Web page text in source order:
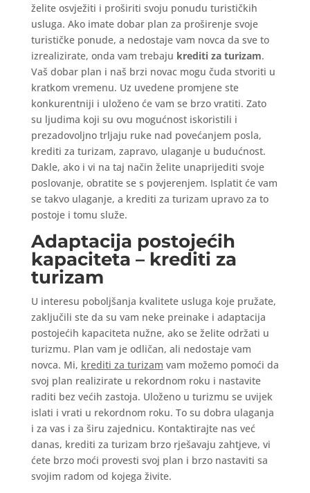
želite osvježiti i proširiti svoju ponudu turističkih
usluga. Ako imate dobar plan za proširenje svoje
turističke ponude, a nedostaje vam novca da sve to
izrealizirate, onda vam trebaju krediti za turizam.
Vaš dobar plan i naš brzi novac mogu čuda stvoriti u
kratkom vremenu. Uz uvedene promjene ste
konkurentniji i uloženo će vam se brzo vratiti. Zato
su ljudima koji su ovu mogućnost iskoristili i
prezadovoljno trljaju ruke nad povećanjem posla,
krediti za turizam, zapravo, ulaganje u budućnost.
Dakle, ako i vi na taj način želite unaprijediti svoje
poslovanje, obratite se s povjerenjem. Isplatit će vam
se takvo ulaganje, a krediti za turizam upravo za to
postoje i tomu služe.
Adaptacija postojećih
kapaciteta – krediti za
turizam
U interesu poboljšanja kvalitete usluga koje pružate,
zaključili ste da su vam neke preinake i adaptacija
postojećih kapaciteta nužne, ako se želite održati u
turizmu. Plan vam je odličan, ali nedostaje vam
novca. Mi, krediti za turizam vam možemo pomoći da
svoj plan realizirate u rekordnom roku i nastavite
raditi bez većih zastoja. Uloženo u turizmu se uvijek
islati i vrati u rekordnom roku. To su dobra ulaganja
i za vas i za širu zajednicu. Kontaktirajte nas već
danas, krediti za turizam brzo rješavaju zahtjeve, vi
ćete brzo moći provesti svoj plan i brzo nastaviti sa
svojim radom od kojega živite.